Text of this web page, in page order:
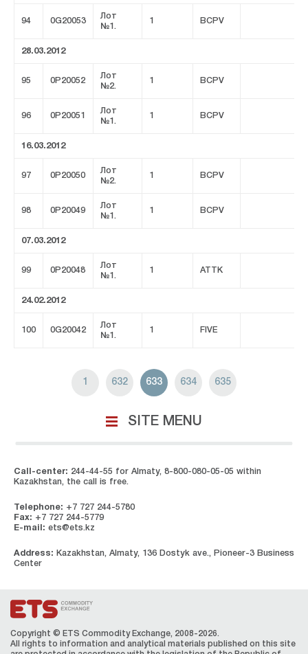
94 0G20053
Лот
№1.
1 BCPV
28.03.2012
95 0P20052
Лот
№2.
1 BCPV
96 0P20051
Лот
№1.
1 BCPV
16.03.2012
97 0P20050
Лот
№2.
1 BCPV
98 0P20049
Лот
№1.
1 BCPV
07.03.2012
99 0P20048
Лот
№1.
1 ATTK
24.02.2012
100 0G20042
Лот
№1.
1 FIVE
1 632 633 634 635
SITE MENU
Call-center: 244-44-55 for Almaty, 8-800-080-05-05 within
Kazakhstan, the call is free.
Telephone: +7 727 244-5780
Fax: +7 727 244-5779
E-mail: ets@ets.kz
Address: Kazakhstan, Almaty, 136 Dostyk ave., Pioneer-3 Business
Center
Copyright © ETS Сommodity Exchange, 2008-2026.
All rights to information and analytical materials published on this site